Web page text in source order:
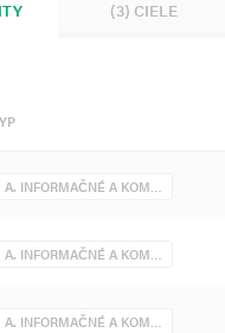
(3) CIELE
A. INFORMAČNÉ A KOM…
A. INFORMAČNÉ A KOM…
A. INFORMAČNÉ A KOM…